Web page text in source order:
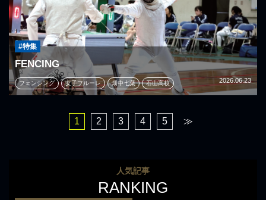
#特集
FENCING
2026.06.23
フェンシング 女子フルーレ 畑中七葉 石山高校
1 2 3 4 5 ≫
人気記事
RANKING